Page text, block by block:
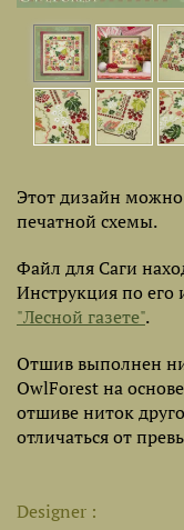
Этот дизайн
печатной схемы.
Файл для Саги
Инструкция по его
"Лесной газете".
Отшив выполнен
OwlForest на
отшиве ниток
отличаться от
Designer